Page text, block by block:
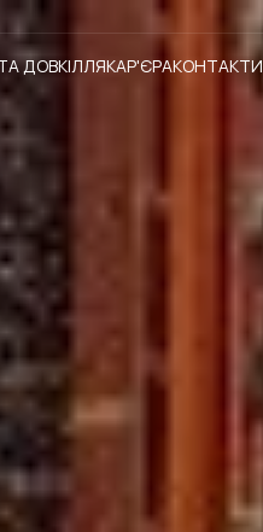
ДОВКІЛЛЯКАР'ЄРАКОНТАКТИ